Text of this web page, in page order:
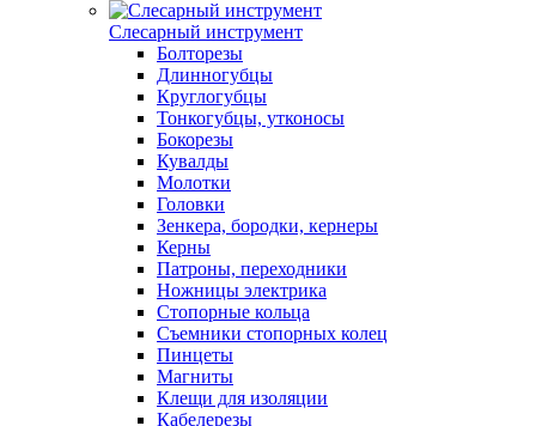
Слесарный инструмент
Болторезы
Длинногубцы
Круглогубцы
Тонкогубцы, утконосы
Бокорезы
Кувалды
Молотки
Головки
Зенкера, бородки, кернеры
Керны
Патроны, переходники
Ножницы электрика
Стопорные кольца
Съемники стопорных колец
Пинцеты
Магниты
Клещи для изоляции
Кабелерезы